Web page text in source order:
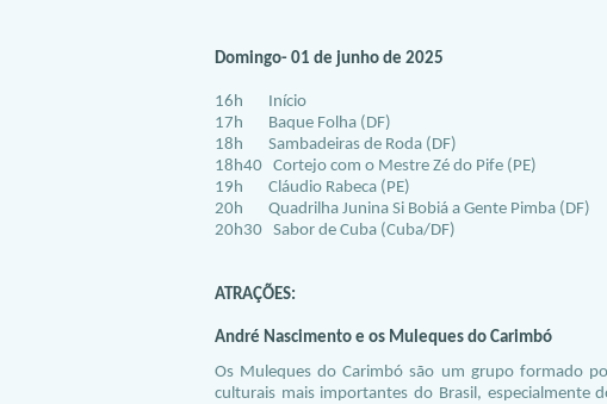
Domingo- 01 de junho de 2025
16h Início
17h Baque Folha (DF)
18h Sambadeiras de Roda (DF)
18h40 Cortejo com o Mestre Zé do Pife (PE)
19h Cláudio Rabeca (PE)
20h Quadrilha Junina Si Bobiá a Gente Pimba (DF)
20h30 Sabor de Cuba (Cuba/DF)
ATRAÇÕES:
André Nascimento e os Muleques do Carimbó
Os Muleques do Carimbó são um grupo formado
culturais mais importantes do Brasil, especialmente